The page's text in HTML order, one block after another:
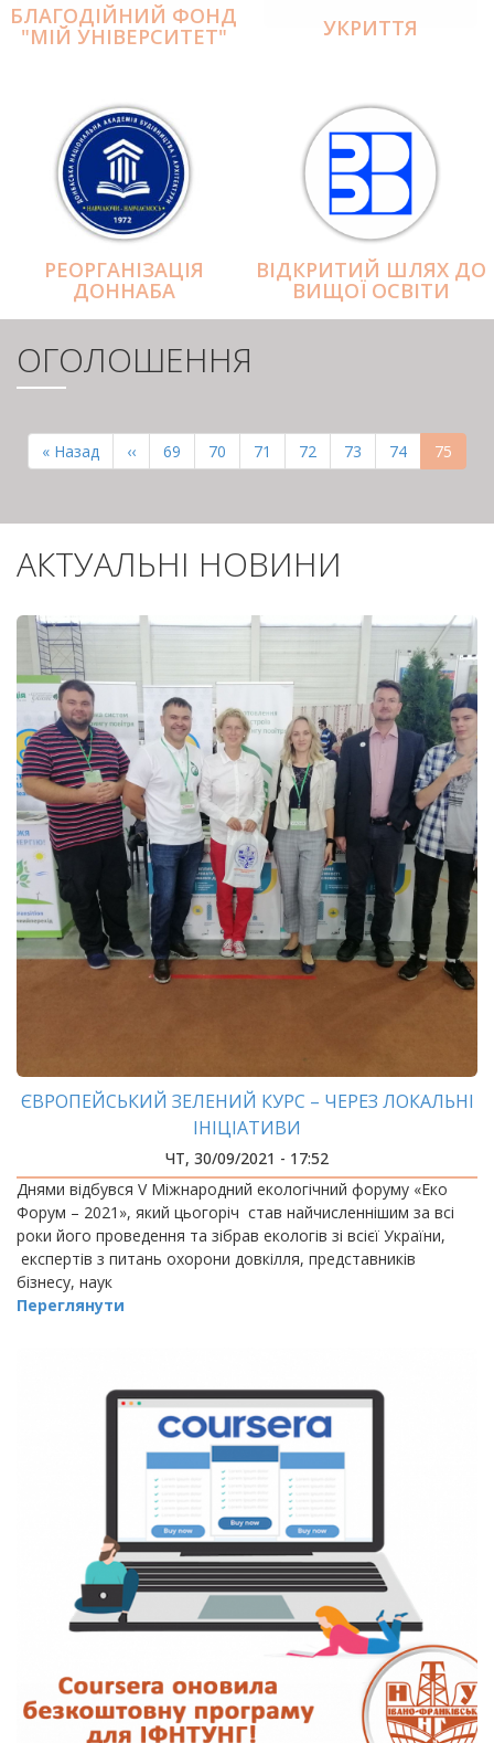
БЛАГОДІЙНИЙ ФОНД
"МІЙ УНІВЕРСИТЕТ" УКРИТТЯ
РЕОРГАНІЗАЦІЯ
ДОННАБА
ВІДКРИТИЙ ШЛЯХ ДО
ВИЩОЇ ОСВІТИ
ОГОЛОШЕННЯ
СТОРІНКИ
Перша
сторінка
« Назад
Попередня
сторінка
‹‹ Page
69 Page
70 Page
71 Page
72 Page
73 Page
74 75
АКТУАЛЬНІ НОВИНИ
ЄВРОПЕЙСЬКИЙ ЗЕЛЕНИЙ КУРС – ЧЕРЕЗ ЛОКАЛЬНІ
ІНІЦІАТИВИ
ЧТ, 30/09/2021 - 17:52
Днями відбувся V Міжнародний екологічний форуму «Еко
Форум – 2021», який цьогоріч став найчисленнішим за всі
роки його проведення та зібрав екологів зі всієї України,
експертів з питань охорони довкілля, представників
бізнесу, наук
Переглянути